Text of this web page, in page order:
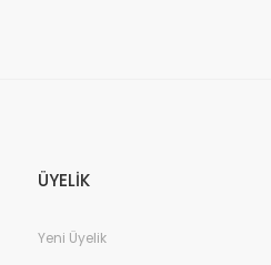
ÜYELİK
Yeni Üyelik